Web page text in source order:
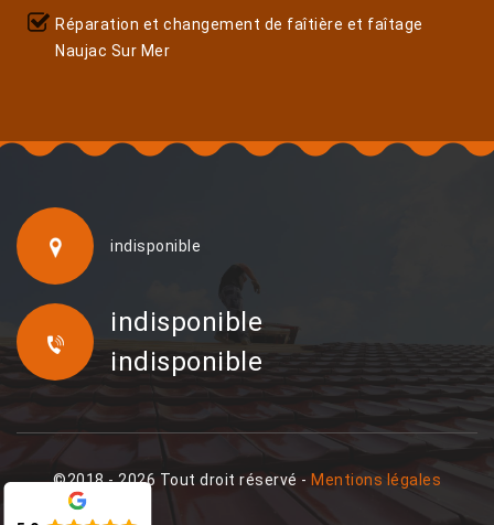
Réparation et changement de faîtière et faîtage
Naujac Sur Mer
indisponible
indisponible
indisponible
©2018 - 2026 Tout droit réservé - Mentions légales